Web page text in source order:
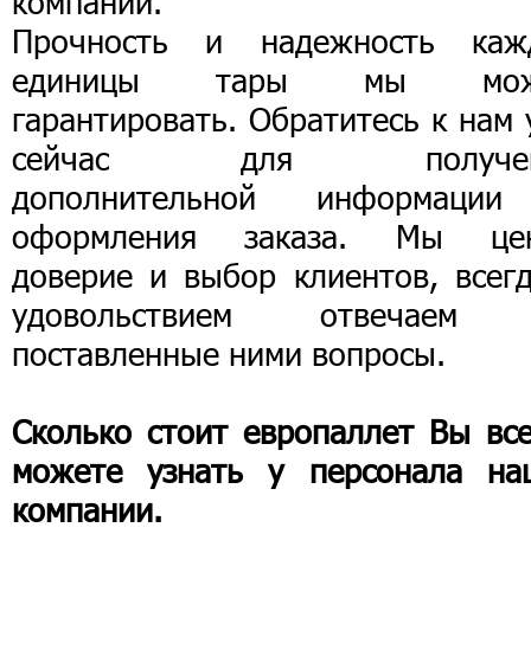
Прочность и надежность
единицы тары мы
гарантировать. Обратитесь к нам
сейчас для
дополнительной
оформления заказа. Мы
доверие и выбор клиентов,
удовольствием отвечаем
поставленные ними вопросы.
Сколько стоит европаллет Вы
можете узнать у персонала
компании.